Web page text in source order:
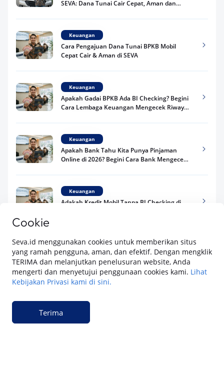
Cookie
Seva.id menggunakan cookies untuk memberikan situs
yang ramah pengguna, aman, dan efektif. Dengan mengklik
TERIMA dan melanjutkan penelusuran website, Anda
mengerti dan menyetujui penggunaan cookies kami. Lihat
Kebijakan Privasi kami di sini.
Terima
SEVA: Dana Tunai Cair Cepat, Aman dan
Keuangan
Cara Pengajuan Dana Tunai BPKB Mobil
Cepat Cair & Aman di SEVA
Keuangan
Apakah Gadai BPKB Ada BI Checking? Begini
Cara Lembaga Keuangan Mengecek Riwayat
Keuangan
Apakah Bank Tahu Kita Punya Pinjaman
Online di 2026? Begini Cara Bank Mengecek
Keuangan
Adakah Kredit Mobil Tanpa BI Checking di
Keuangan
Pinjaman Apa Tanpa BI Checking di 2026? Ini
Pilihan Dana Cepat yang Tetap Aman dan
Terpercaya
Telat Bayar Pinjol 2 Hari, Apakah Langsung
Masuk BI Checking? Simak Peraturan
Terbarunya di 2026
Lihat selengkapnya
SEVA adalah platform digital dari PT Astra Auto Digital yang menawarkan
kemudahan dalampinjaman dana dengan jaminan BPKB mobil
mobil baru
pembelian mobil bekas berkualitas.